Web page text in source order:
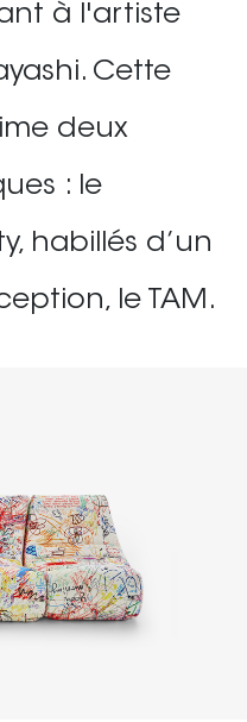
à l'artiste
Cette
deux
: le
habillés d’un
le TAM.